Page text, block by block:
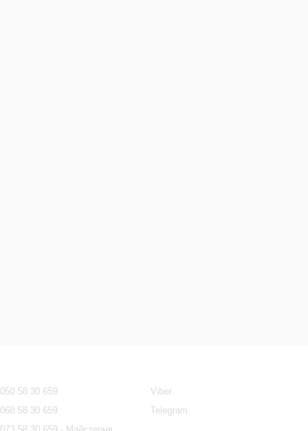
050 58 30 659
068 58 30 659
Viber
Telegram